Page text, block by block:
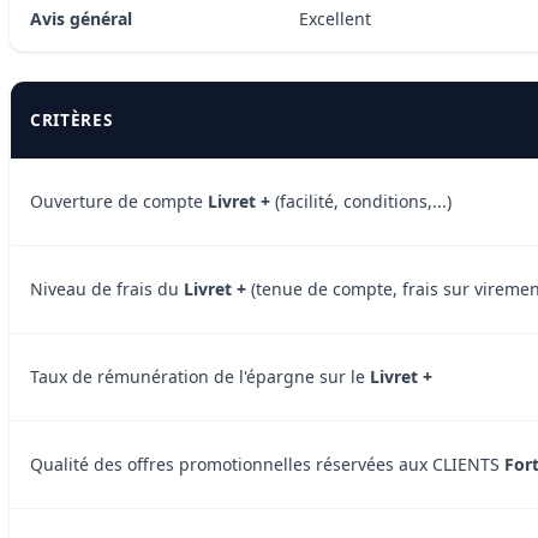
Avis général Excellent
CRITÈRES
Ouverture de compte Livret + (facilité, conditions,...)
Niveau de frais du Livret + (tenue de compte, frais sur
Taux de rémunération de l'épargne sur le Livret +
Qualité des offres promotionnelles réservées aux CLIENTS